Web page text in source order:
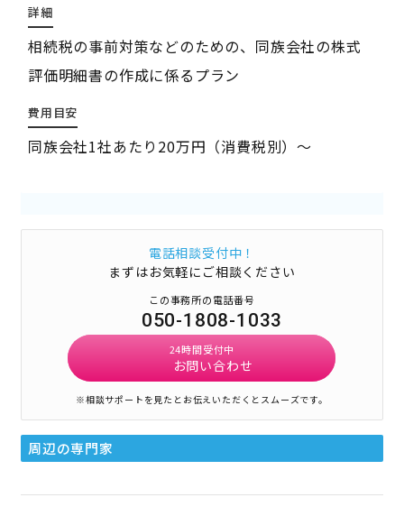
詳細
相続税の事前対策などのための、同族会社の株式
評価明細書の作成に係るプラン
費用目安
同族会社1社あたり20万円（消費税別）～
電話相談受付中！
まずはお気軽にご相談ください
この事務所の電話番号
050-1808-1033
24時間受付中
お問い合わせ
※相談サポートを見たとお伝えいただくとスムーズです。
周辺の専門家